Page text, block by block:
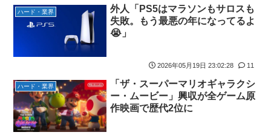
まっていると話題にｗｗｗｗ
【悲報】女性配信者「アスペの検査してみた…みんなこれわかる
【画像】ハンターハンターさん、ガチで最強の新能力を登場させ
【画像】週刊少年マガジン、限界突破
「テイルズオブシンフォニア リマスター」発売日が2/16に決定！
最新の「発売日告知トレーラー」も公開！
【悲報】女性配信者「アスペの検査してみた…みんなこれわかる
の？」
【画像】20年前のAV、キチガイすぎるwwwwww
【朗報】菅直人元総理、再評価されるｗｗｗｗｗｗｗｗｗｗｗｗ
ｗｗｗｗｗｗ
【画像】このLINEでなんで女が怒ってるのか分かんない奴はモテ
ない奴確定らしい←お前らは勿論わかるよな？？？？？？？
ハード・業界
外人「PS5はマラソンもサロスも
失敗。もう最悪の年になってるよ
😭」
2026年05月19日 23:02:28 11
ハード・業界
「ザ・スーパーマリオギャラクシ
ー・ムービー」興収が全ゲーム原
作映画で歴代2位に